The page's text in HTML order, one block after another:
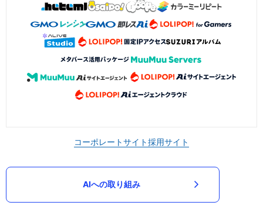
コーポレートサイト採用サイト
AIへの取り組み